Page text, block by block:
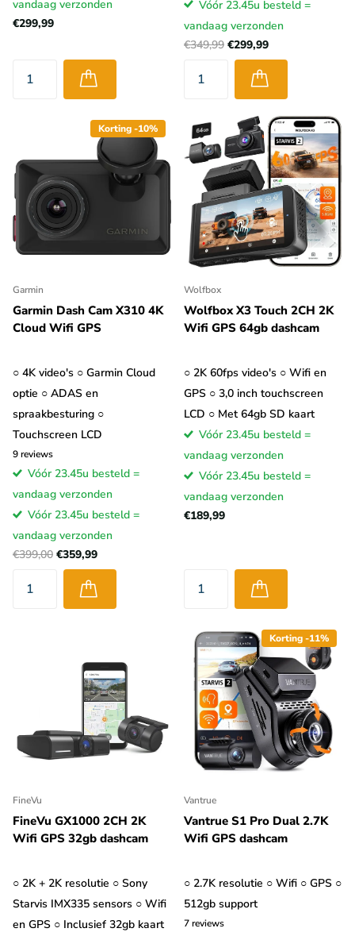
vandaag verzonden
€299,99
Vóór 23.45u besteld =
vandaag verzonden
€349,99 €299,99
Korting -10%
Garmin
Garmin Dash Cam X310 4K
Cloud Wifi GPS
○ 4K video's ○ Garmin Cloud
optie ○ ADAS en
spraakbesturing ○
Touchscreen LCD
9reviews
Vóór 23.45u besteld =
vandaag verzonden
Vóór 23.45u besteld =
vandaag verzonden
€399,00 €359,99
Wolfbox
Wolfbox X3 Touch 2CH 2K
Wifi GPS 64gb dashcam
○ 2K 60fps video's ○ Wifi en
GPS ○ 3,0 inch touchscreen
LCD ○ Met 64gb SD kaart
Vóór 23.45u besteld =
vandaag verzonden
Vóór 23.45u besteld =
vandaag verzonden
€189,99
FineVu
FineVu GX1000 2CH 2K
Wifi GPS 32gb dashcam
○ 2K + 2K resolutie ○ Sony
Starvis IMX335 sensors ○ Wifi
en GPS ○ Inclusief 32gb kaart
Korting -11%
Vantrue
Vantrue S1 Pro Dual 2.7K
Wifi GPS dashcam
○ 2.7K resolutie ○ Wifi ○ GPS ○
512gb support
7reviews